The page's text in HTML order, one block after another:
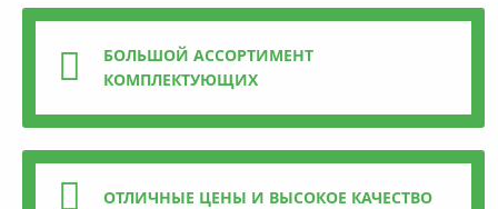
БОЛЬШОЙ АССОРТИМЕНТ
КОМПЛЕКТУЮЩИХ
ОТЛИЧНЫЕ ЦЕНЫ И ВЫСОКОЕ КАЧЕСТВО